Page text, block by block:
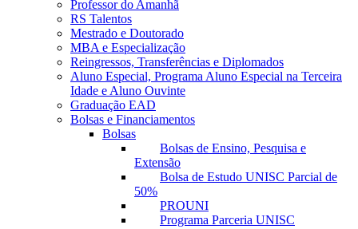
Professor do Amanhã
RS Talentos
Mestrado e Doutorado
MBA e Especialização
Reingressos, Transferências e Diplomados
Aluno Especial, Programa Aluno Especial na Terceira
Idade e Aluno Ouvinte
Graduação EAD
Bolsas e Financiamentos
Bolsas
Bolsas de Ensino, Pesquisa e
Extensão
Bolsa de Estudo UNISC Parcial de
50%
PROUNI
Programa Parceria UNISC